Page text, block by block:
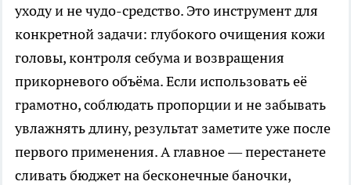
уходу и не чудо-средство. Это инструмент для
конкретной задачи: глубокого очищения кожи
головы, контроля себума и возвращения
прикорневого объёма. Если использовать её
грамотно, соблюдать пропорции и не забывать
увлажнять длину, результат заметите уже после
первого применения. А главное — перестанете
сливать бюджет на бесконечные баночки,